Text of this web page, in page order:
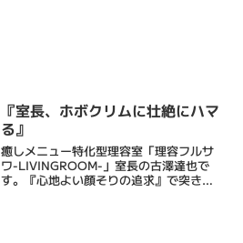
『室長、ホボクリムに壮絶にハマ
る』
癒しメニュー特化型理容室「理容フルサ
ワ-LIVINGROOM-」室長の古澤達也で
す。『心地よい顔そりの追求』で突き抜